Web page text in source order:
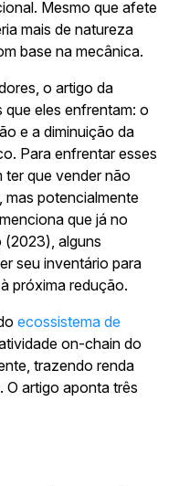
Mesmo que afete
mais de natureza
base na mecânica.
o artigo da
eles enfrentam: o
e a diminuição da
Para enfrentar esses
ter que vender não
mas potencialmente
que já no
(2023), alguns
seu inventário para
próxima redução.
ecossistema de
on-chain do
trazendo renda
O artigo aponta três